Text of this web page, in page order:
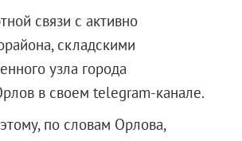
связи с активно
складскими
узла города
в своем telegram-канале.
по словам Орлова,